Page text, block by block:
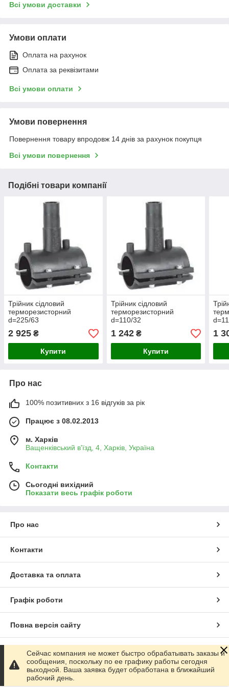
Всі умови доставки
Умови оплати
Оплата на рахунок
Оплата за реквізитами
Всі умови оплати
Умови повернення
Повернення товару впродовж 14 днів за рахунок покупця
Всі умови повернення
Подібні товари компанії
Трійник сідловий
терморезисторний
d=225/63
2 925 ₴
Купити
Трійник сідловий
терморезисторний
d=110/32
1 242₴
Купити
1
Про нас
100% позитивних з 16 відгуків за рік
Працює з 08.02.2013
м. Харків
Ващенківський в'їзд, 4, Харків, Україна
Контакти
Сьогодні вихідний
Показати весь графік роботи
Про нас
Контакти
Доставка та оплата
Графік роботи
Повна версія сайту
Сайт створено на маркетплейсі Prom.ua
Політика конфіденційності
Сейчас компания не может быстро обрабатывать заказы и
сообщения, поскольку по ее графику работы сегодня
выходной. Ваша заявка будет обработана в ближайший
рабочий день.